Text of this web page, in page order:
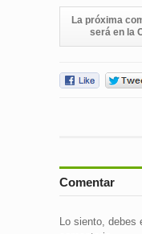
La próxima
será en la
Comentar
Lo siento, debes